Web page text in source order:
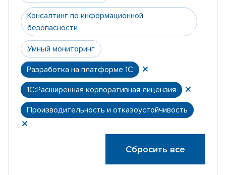
Консалтинг по информационной
безопасности
Умный мониторинг
Разработка на платформе 1С
1С:Расширенная корпоративная лицензия
Производительность и отказоустойчивость
Сбросить все